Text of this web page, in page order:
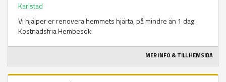
Karlstad
Vi hjälper er renovera hemmets hjärta, på mindre än 1 dag.
Kostnadsfria Hembesök.
MER INFO & TILL HEMSIDA